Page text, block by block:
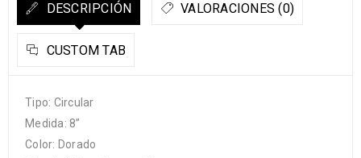
DESCRIPCIÓN VALORACIONES (0)
CUSTOM TAB
Tipo: Circular
Medida: 8”
Color: Dorado